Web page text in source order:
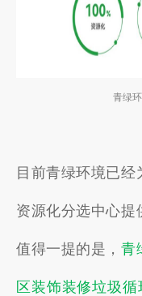
青绿
目前青绿环境已经
资源化分选中心提
值得一提的是， 青
区装饰装修垃圾循